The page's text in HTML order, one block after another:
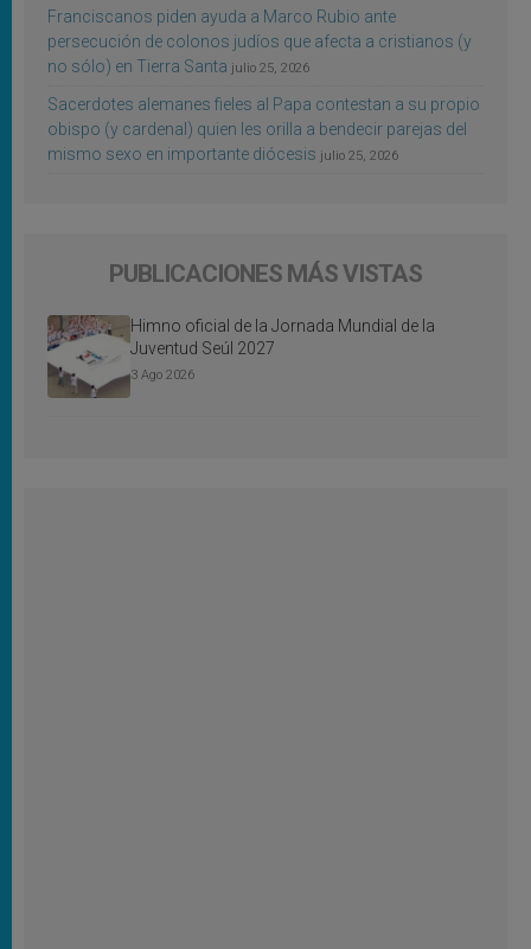
Franciscanos piden ayuda a Marco Rubio ante
persecución de colonos judíos que afecta a cristianos (y
no sólo) en Tierra Santa julio 25, 2026
Sacerdotes alemanes fieles al Papa contestan a su propio
obispo (y cardenal) quien les orilla a bendecir parejas del
mismo sexo en importante diócesis julio 25, 2026
PUBLICACIONES MÁS VISTAS
Himno oficial de la Jornada Mundial de la
Juventud Seúl 2027
3 Ago 2026